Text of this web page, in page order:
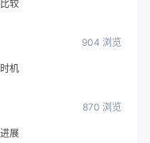
较
904 浏览
机
870 浏览
展